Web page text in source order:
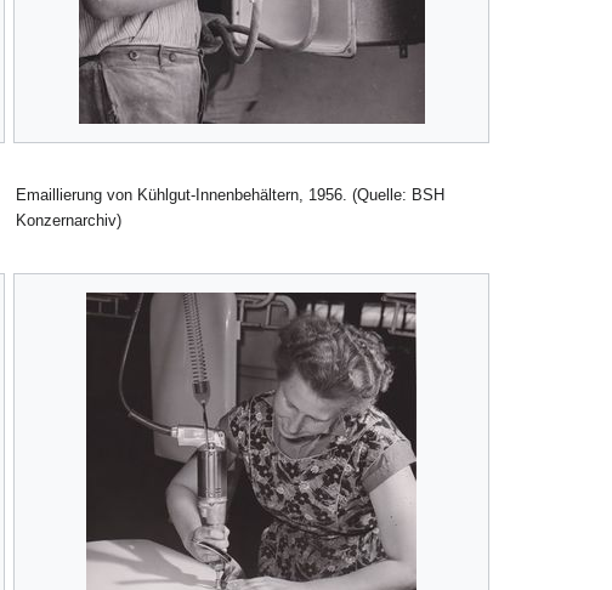
Emaillierung von Kühlgut-Innenbehältern, 1956. (Quelle: BSH
Konzernarchiv)